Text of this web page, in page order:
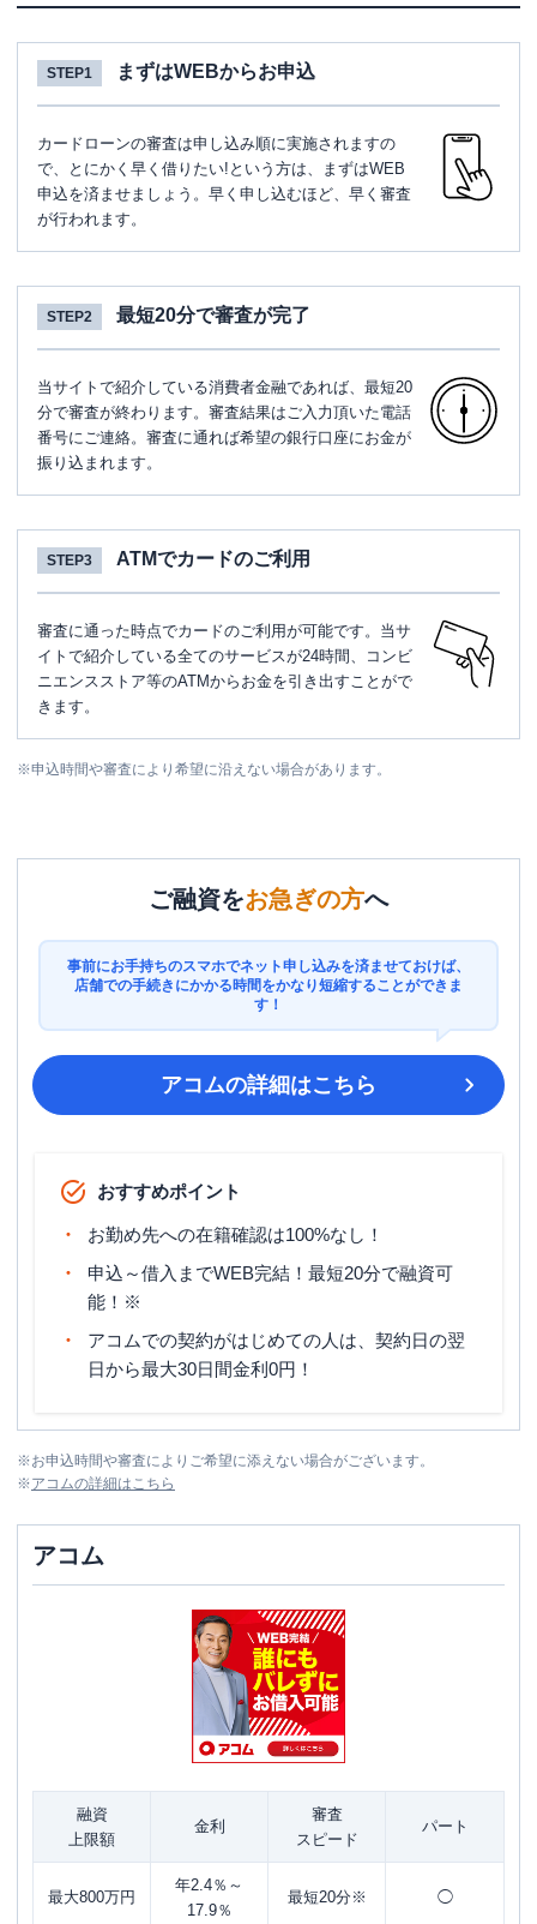
STEP1 まずはWEBからお申込
カードローンの審査は申し込み順に実施されますの
で、とにかく早く借りたい!という方は、まずはWEB
申込を済ませましょう。早く申し込むほど、早く審査
が行われます。
STEP2 最短20分で審査が完了
当サイトで紹介している消費者金融であれば、最短20
分で審査が終わります。審査結果はご入力頂いた電話
番号にご連絡。審査に通れば希望の銀行口座にお金が
振り込まれます。
STEP3 ATMでカードのご利用
審査に通った時点でカードのご利用が可能です。当サ
イトで紹介している全てのサービスが24時間、コンビ
ニエンスストア等のATMからお金を引き出すことがで
きます。
※申込時間や審査により希望に沿えない場合があります。
ご融資をお急ぎの方へ
事前にお手持ちのスマホでネット申し込みを済ませておけば、
店舗での手続きにかかる時間をかなり短縮することができま
す！
アコムの詳細はこちら
おすすめポイント
お勤め先への在籍確認は100%なし！
申込～借入までWEB完結！最短20分で融資可
能！※
アコムでの契約がはじめての人は、契約日の翌
日から最大30日間金利0円！
※お申込時間や審査によりご希望に添えない場合がございます。
※アコムの詳細はこちら
アコム
融資
上限額
金利
審査
スピード
パート
最大800万円
年2.4％～
17.9％
最短20分※ ◯